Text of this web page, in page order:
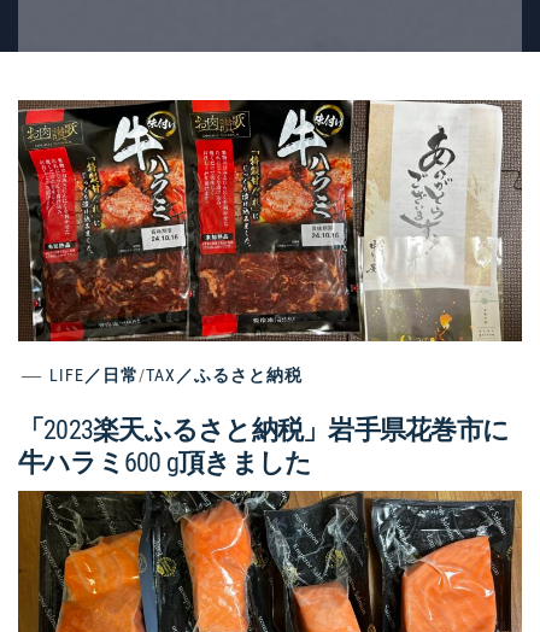
LIFE／日常/TAX／ふるさと納税
「2023楽天ふるさと納税」岩手県花巻市に
牛ハラミ600 g頂きました